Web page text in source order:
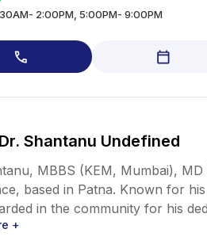
2:00PM, 5:00PM- 9:00PM
Shantanu Undefined
MBBS (KEM, Mumbai), MD
based in Patna. Known for
in the community for his
+